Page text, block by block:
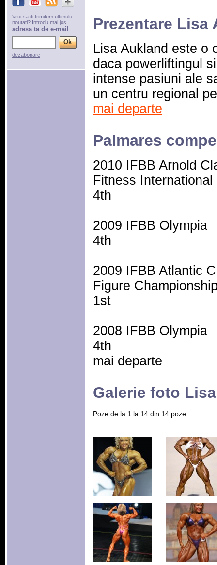
Prezentare Lisa
Lisa Aukland este o
daca powerliftingul
intense pasiuni ale
un centru regional
mai departe
Palmares
2010 IFBB Arnold
Fitness
4th
2009 IFBB Olympia
4th
2009 IFBB Atlantic
Figure
1st
2008 IFBB Olympia
4th
mai departe
Galerie foto
Poze de la 1 la 14 din 14 poze
Vrei sa iti trimitem ultimele
noutati? Introdu mai jos
adresa ta de e-mail
dezabonare